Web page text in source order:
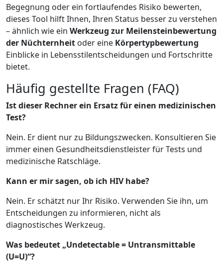
Begegnung oder ein fortlaufendes Risiko bewerten,
dieses Tool hilft Ihnen, Ihren Status besser zu verstehen
– ähnlich wie ein Werkzeug zur Meilensteinbewertung
der Nüchternheit oder eine Körpertypbewertung
Einblicke in Lebensstilentscheidungen und Fortschritte
bietet.
Häufig gestellte Fragen (FAQ)
Ist dieser Rechner ein Ersatz für einen medizinischen
Test?
Nein. Er dient nur zu Bildungszwecken. Konsultieren Sie
immer einen Gesundheitsdienstleister für Tests und
medizinische Ratschläge.
Kann er mir sagen, ob ich HIV habe?
Nein. Er schätzt nur Ihr Risiko. Verwenden Sie ihn, um
Entscheidungen zu informieren, nicht als
diagnostisches Werkzeug.
Was bedeutet „Undetectable = Untransmittable
(U=U)“?